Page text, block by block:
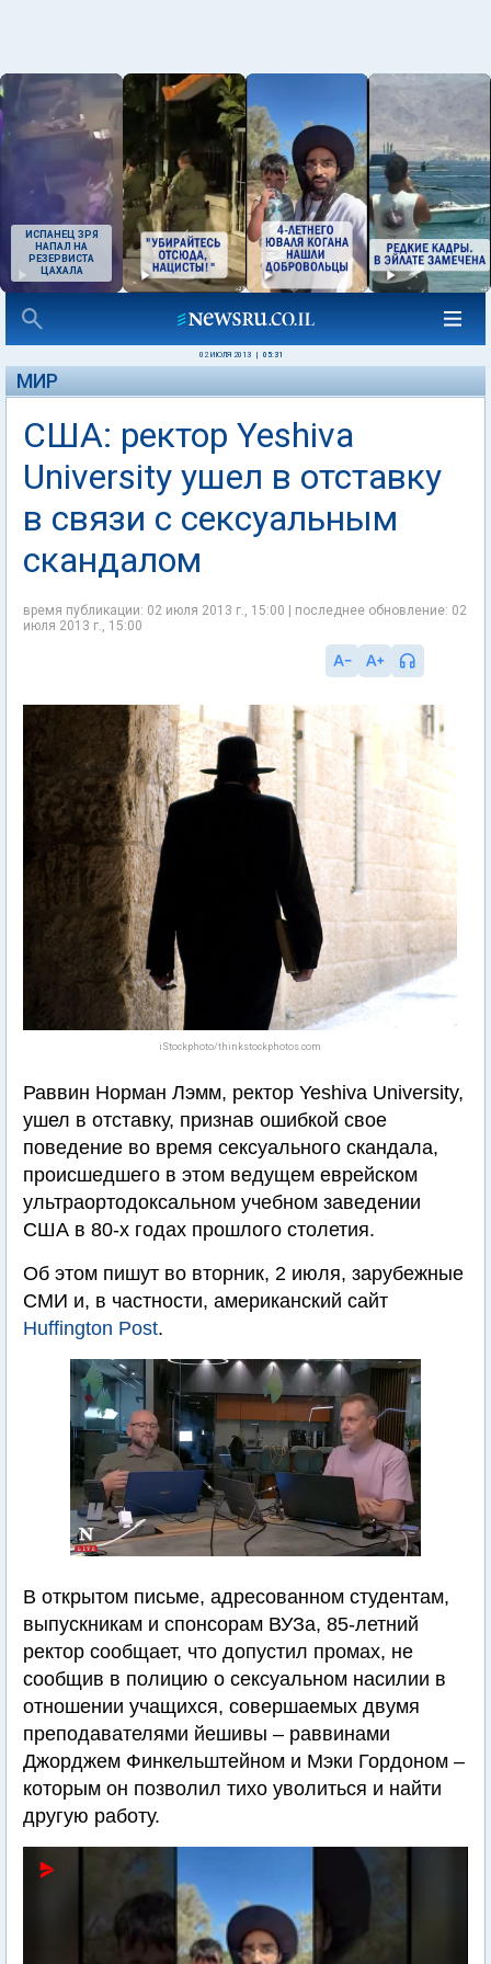
ИСПАНЕЦ ЗРЯ
НАПАЛ НА
РЕЗЕРВИСТА
ЦАХАЛА
02 ИЮЛЯ 2013 05:31
МИР
США: ректор Yeshiva
University ушел в отставку
в связи с сексуальным
скандалом
время публикации: 02 июля 2013 г., 15:00 | последнее обновление: 02
июля 2013 г., 15:00
iStockphoto/thinkstockphotos.com
Раввин Норман Лэмм, ректор Yeshiva University,
ушел в отставку, признав ошибкой свое
поведение во время сексуального скандала,
происшедшего в этом ведущем еврейском
ультраортодоксальном учебном заведении
США в 80-х годах прошлого столетия.
Об этом пишут во вторник, 2 июля, зарубежные
СМИ и, в частности, американский сайт
Huffington Post.
В открытом письме, адресованном студентам,
выпускникам и спонсорам ВУЗа, 85-летний
ректор сообщает, что допустил промах, не
сообщив в полицию о сексуальном насилии в
отношении учащихся, совершаемых двумя
преподавателями йешивы – раввинами
Джорджем Финкельштейном и Мэки Гордоном –
которым он позволил тихо уволиться и найти
другую работу.